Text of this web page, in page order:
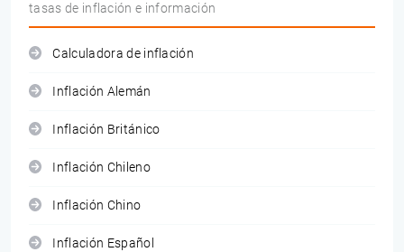
tasas de inflación e información
Calculadora de inflación
Inflación Alemán
Inflación Británico
Inflación Chileno
Inflación Chino
Inflación Español